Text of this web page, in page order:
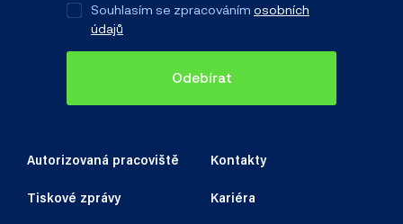
Autorizovaná pracoviště Kontakty
Tiskové zprávy Kariéra
Souhlasím se zpracováním osobních
údajů
Odebírat